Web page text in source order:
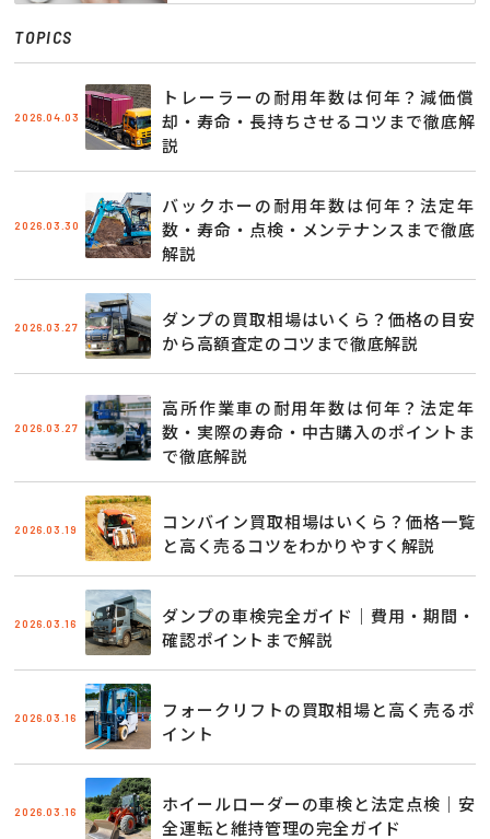
TOPICS
2026.04.03
トレーラーの耐用年数は何年？減価償
却・寿命・長持ちさせるコツまで徹底解
説
2026.03.30
バックホーの耐用年数は何年？法定年
数・寿命・点検・メンテナンスまで徹底
解説
2026.03.27
ダンプの買取相場はいくら？価格の目安
から高額査定のコツまで徹底解説
2026.03.27
高所作業車の耐用年数は何年？法定年
数・実際の寿命・中古購入のポイントま
で徹底解説
2026.03.19
コンバイン買取相場はいくら？価格一覧
と高く売るコツをわかりやすく解説
2026.03.16
ダンプの車検完全ガイド｜費用・期間・
確認ポイントまで解説
2026.03.16
フォークリフトの買取相場と高く売るポ
イント
2026.03.16
ホイールローダーの車検と法定点検｜安
全運転と維持管理の完全ガイド